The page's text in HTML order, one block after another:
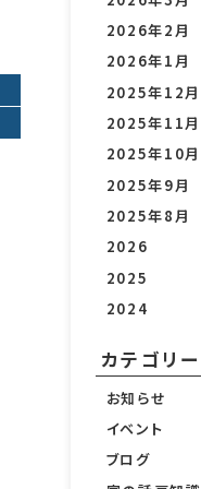
2026年2月
2026年1月
2025年12月
2025年11月
2025年10月
2025年9月
2025年8月
2026
2025
2024
カテゴリー
お知らせ
イベント
ブログ